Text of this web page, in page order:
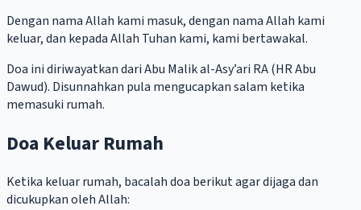
Dengan nama Allah kami masuk, dengan nama Allah kami
keluar, dan kepada Allah Tuhan kami, kami bertawakal.
Doa ini diriwayatkan dari Abu Malik al-Asy’ari RA (HR Abu
Dawud). Disunnahkan pula mengucapkan salam ketika
memasuki rumah.
Doa Keluar Rumah
Ketika keluar rumah, bacalah doa berikut agar dijaga dan
dicukupkan oleh Allah: